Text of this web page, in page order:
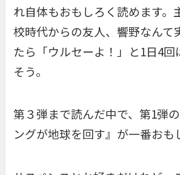
れ自体もおもしろく読めます。
校時代からの友人、響野なんて
たら「ウルセーよ！」と1日4回
そう。
第３弾まで読んだ中で、第1弾
ングが地球を回す』が一番おも